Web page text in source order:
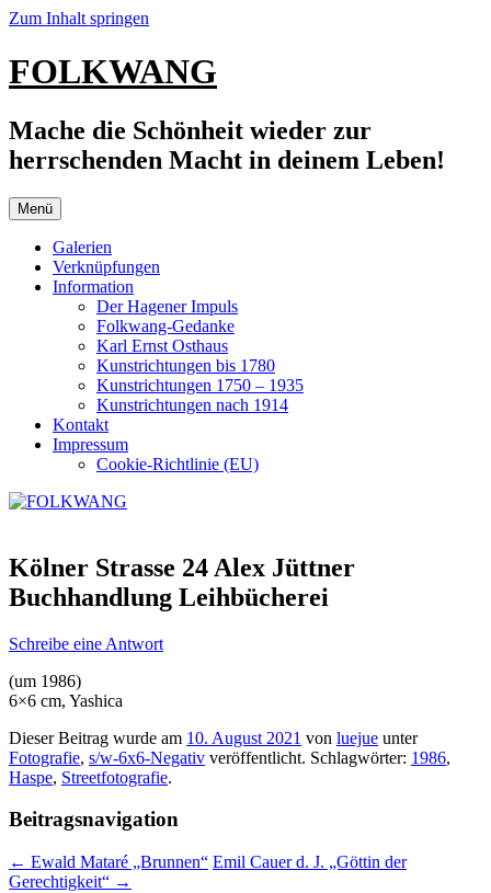
Zum Inhalt springen
FOLKWANG
Mache die Schönheit wieder zur
herrschenden Macht in deinem Leben!
Menü
Galerien
Verknüpfungen
Information
Der Hagener Impuls
Folkwang-Gedanke
Karl Ernst Osthaus
Kunstrichtungen bis 1780
Kunstrichtungen 1750 – 1935
Kunstrichtungen nach 1914
Kontakt
Impressum
Cookie-Richtlinie (EU)
Kölner Strasse 24 Alex Jüttner
Buchhandlung Leihbücherei
Schreibe eine Antwort
(um 1986)
6×6 cm, Yashica
Dieser Beitrag wurde am 10. August 2021 von luejue unter
Fotografie, s/w-6x6-Negativ veröffentlicht. Schlagwörter: 1986,
Haspe, Streetfotografie.
Beitragsnavigation
← Ewald Mataré „Brunnen“ Emil Cauer d. J. „Göttin der
Gerechtigkeit“ →